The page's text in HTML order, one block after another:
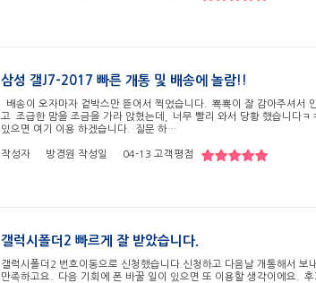
삼성 갤J7-2017 빠른 개통 및 배송에 놀람!!
배송이 오자마자 겉박스만 뜯어서 찍었습니다. 뾱뾱이 잘 감아주셔서
고 조급한 맘을 조금을 가라 앉혔는데, 너무 빨리 와서 당황 했습니다
있으면 여기 이용 하겠습니다. 질문 하…
작성자 방경원 작성일 04-13 고객평점
갤럭시폴더2 빠르게 잘 받았습니다.
갤럭시폴더2 번호이동으로 신청했습니다.신청하고 다음날 개통해서
만족하고요. 다음 기회에 폰 바꿀 일이 있으면 또 이용할 생각이에요.